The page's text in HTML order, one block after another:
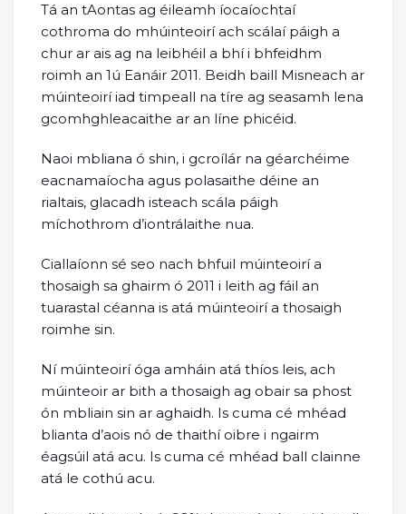
Tá an tAontas ag éileamh íocaíochtaí
cothroma do mhúinteoirí ach scálaí páigh a
chur ar ais ag na leibhéil a bhí i bhfeidhm
roimh an 1ú Eanáir 2011. Beidh baill Misneach ar
múinteoirí iad timpeall na tíre ag seasamh lena
gcomhghleacaithe ar an líne phicéid.
Naoi mbliana ó shin, i gcroílár na géarchéime
eacnamaíocha agus polasaithe déine an
rialtais, glacadh isteach scála páigh
míchothrom d’iontrálaithe nua.
Ciallaíonn sé seo nach bhfuil múinteoirí a
thosaigh sa ghairm ó 2011 i leith ag fáil an
tuarastal céanna is atá múinteoirí a thosaigh
roimhe sin.
Ní múinteoirí óga amháin atá thíos leis, ach
múinteoir ar bith a thosaigh ag obair sa phost
ón mbliain sin ar aghaidh. Is cuma cé mhéad
blianta d’aois nó de thaithí oibre i ngairm
éagsúil atá acu. Is cuma cé mhéad ball clainne
atá le cothú acu.